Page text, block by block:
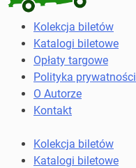
Kolekcja
biletów
komunikacji
miejskiej
kolejowych
Kolekcja biletów
Katalogi biletowe
Opłaty targowe
Polityka prywatności
O Autorze
Kontakt
Kolekcja biletów
Katalogi biletowe